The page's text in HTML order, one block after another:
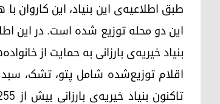
این دو محله توزیع شده است. در این
بنیاد خیریه‌ی بارزانی به حمایت از
اقلام توزیع‌شده شامل پتو، تشک،